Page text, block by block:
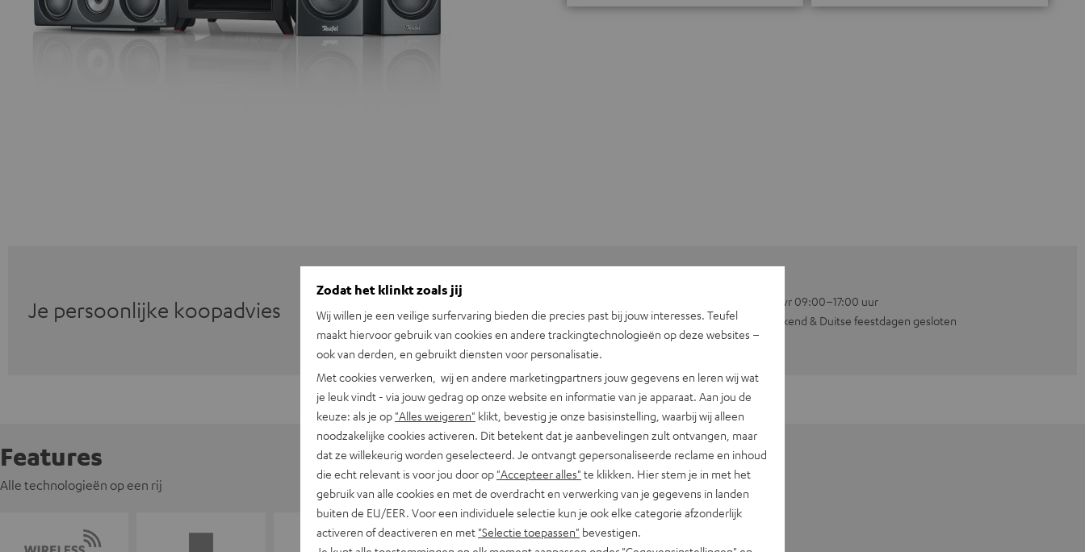
Je persoonlijke koopadvies +31 (0)20 8083195
Ma–vr 09:00–17:00 uur
Weekend & Duitse feestdagen gesloten
Features
Alle technologieën op een rij
Zodat het klinkt zoals jij
Wij willen je een veilige surfervaring bieden die precies past bij jouw interesses. Teufel
maakt hiervoor gebruik van cookies en andere trackingtechnologieën op deze websites –
ook van derden, en gebruikt diensten voor personalisatie.
Met cookies verwerken, wij en andere marketingpartners jouw gegevens en leren wij wat
je leuk vindt - via jouw gedrag op onze website en informatie van je apparaat. Aan jou de
keuze: als je op "Alles weigeren" klikt, bevestig je onze basisinstelling, waarbij wij alleen
noodzakelijke cookies activeren. Dit betekent dat je aanbevelingen zult ontvangen, maar
dat ze willekeurig worden geselecteerd. Je ontvangt gepersonaliseerde reclame en inhoud
die echt relevant is voor jou door op "Accepteer alles" te klikken. Hier stem je in met het
gebruik van alle cookies en met de overdracht en verwerking van je gegevens in landen
buiten de EU/EER. Voor een individuele selectie kun je ook elke categorie afzonderlijk
activeren of deactiveren en met "Selectie toepassen" bevestigen.